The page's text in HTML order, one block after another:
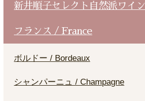
新井順子セレクト自然派ワイン
フランス / France
ボルドー / Bordeaux
シャンパーニュ / Champagne